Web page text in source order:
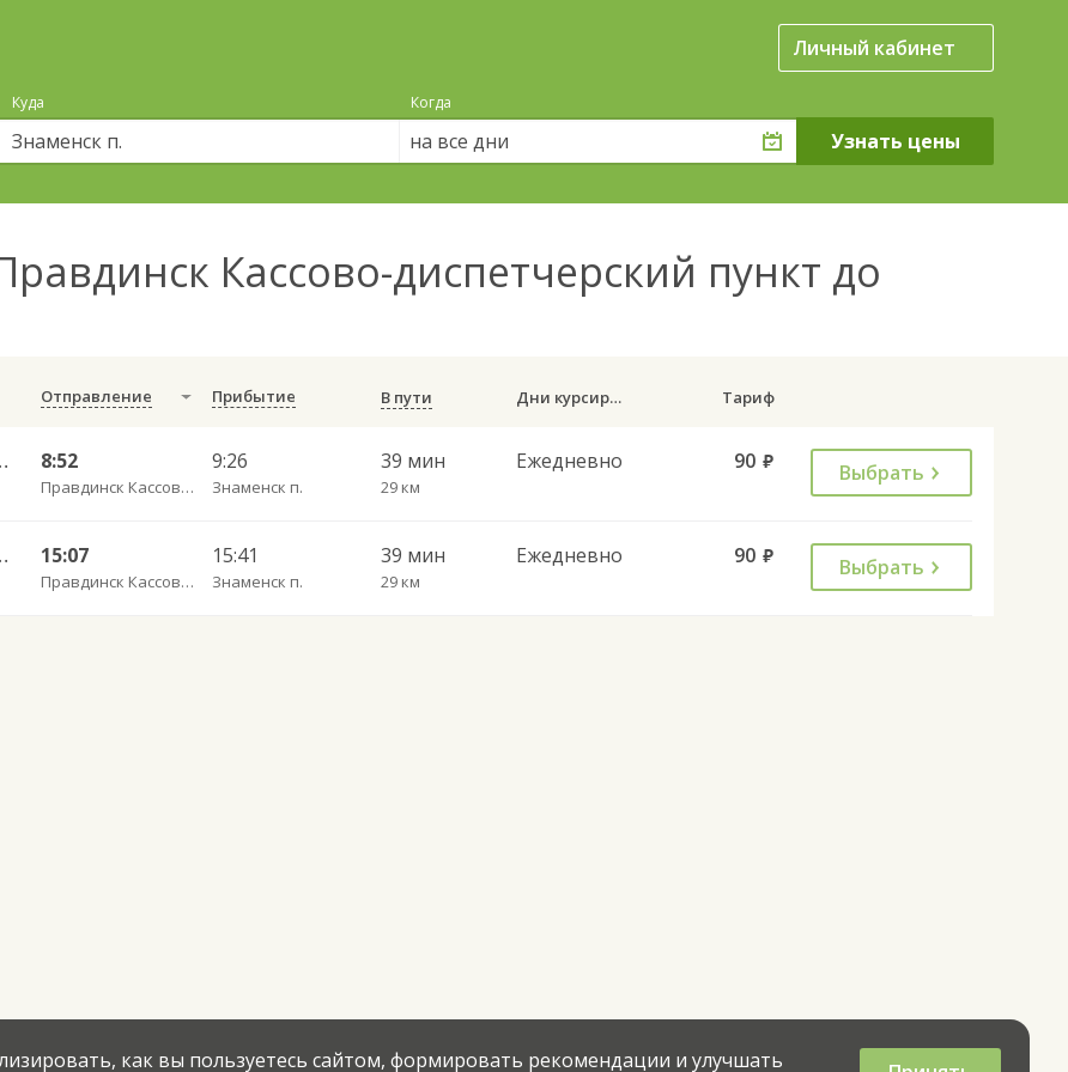
Личный кабинет
Куда Когда
на все дни
Кассово-диспетчерский пункт до
Отправление Прибытие В пути Дни курсирования Тариф
КДП, Правдинск КДП 8:52
Правдинск Кассово-диспетчерский пункт
9:26
Знаменск п.
39 мин
29 км
Ежедневно 90 руб. Выбрать
КДП, Правдинск КДП 15:07
Правдинск Кассово-диспетчерский пункт
15:41
Знаменск п.
39 мин
29 км
Ежедневно 90 руб. Выбрать
как вы пользуетесь сайтом, формировать рекомендации и улучшать